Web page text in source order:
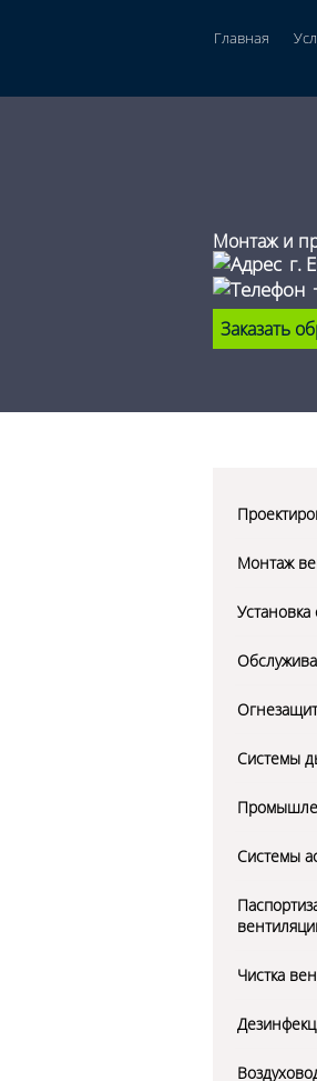
Монтаж и
г.
Заказать
Монтаж
Системы
Системы
Чистка
Главная